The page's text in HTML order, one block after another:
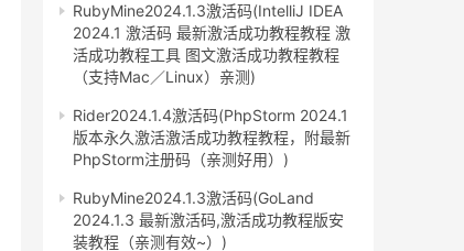
RubyMine2024.1.3激活码(IntelliJ IDEA
2024.1 激活码 最新激活成功教程教程 激
活成功教程工具 图文激活成功教程教程
（支持Mac／Linux）亲测)
Rider2024.1.4激活码(PhpStorm 2024.1
版本永久激活激活成功教程教程，附最新
PhpStorm注册码（亲测好用）)
RubyMine2024.1.3激活码(GoLand
2024.1.3 最新激活码,激活成功教程版安
装教程（亲测有效~）)